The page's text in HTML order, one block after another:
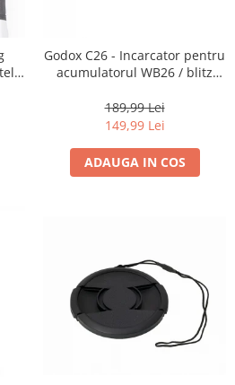
Godox C26 - Incarcator pentru
acumulatorul WB26 / blitz
189,99 Lei
149,99 Lei
ADAUGA IN COS